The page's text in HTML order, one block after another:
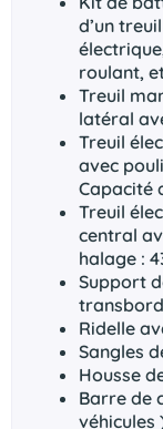
d’un
roulant,
Treuil
latéral
Treuil
avec
Capacité
Treuil
central
halage :
Support
Ridelle
Sangles
Housse
Barre de
véhicules